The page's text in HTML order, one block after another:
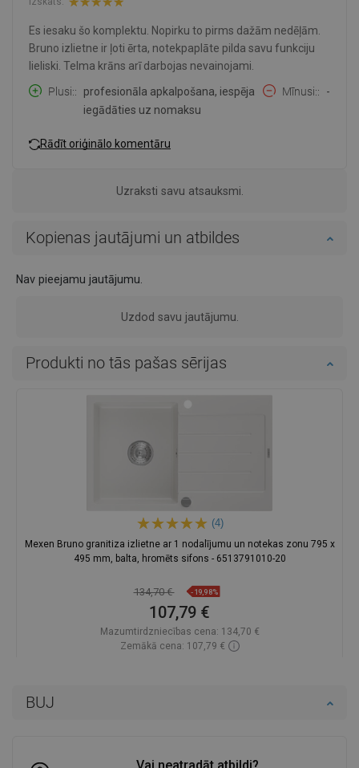
BUJ
Es iesaku šo komplektu. Nopirku to pirms dažām nedēļām.
Bruno izlietne ir ļoti ērta, notekpaplāte pilda savu funkciju
lieliski. Telma krāns arī darbojas nevainojami.
Plusi:
profesionāla apkalpošana, iespēja
iegādāties uz nomaksu
Mīnusi: -
Rādīt oriģinālo komentāru
Uzraksti savu atsauksmi.
Kopienas jautājumi un atbildes
Nav pieejamu jautājumu.
Uzdod savu jautājumu.
Produkti no tās pašas sērijas
(4)
Mexen Bruno granitiza izlietne ar 1 nodalījumu un notekas zonu 795 x
495 mm, balta, hromēts sifons - 6513791010-20
134,70 € -19,98%
107,79 €
Mazumtirdzniecības cena: 134,70 €
Zemākā cena: 107,79 €